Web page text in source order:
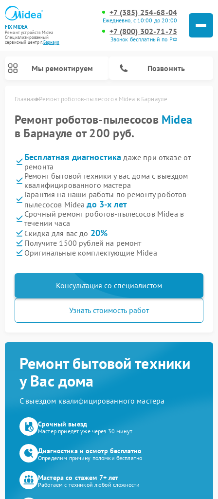
FIX-MIDEA
Ремонт устройств Midea
Специализированный
cервисный центр г.Барнаул
+7 (385) 254-68-04
Ежедневно, с 10:00 до 20:00
+7 (800) 302-71-75
Звонок бесплатный по РФ
Мы ремонтируем Позвонить
Главная Ремонт роботов-пылесосов Midea в Барнауле
Ремонт роботов-пылесосов Midea
в Барнауле от 200 руб.
Бесплатная диагностика даже при отказе от
ремонта
Ремонт бытовой техники у вас дома с выездом
квалифицированного мастера
Гарантия на наши работы по ремонту роботов-
пылесосов Mideaдо 3-х лет
Срочный ремонт роботов-пылесосов Midea в
течении часа
Скидка для вас до 20%
Получите 1500 рублей на ремонт
Оригинальные комплектующие Midea
Консультация со специалистом
Узнать стоимость работ
Ремонт бытовой техники
у Вас дома
С выездом квалифицированного мастера
Срочный выезд
Мастер приедет уже через 30 минут
Диагностика и осмотр бесплатно
Определим причину поломки бесплатно
Мастера со стажем 7+ лет
Работаем с техникой любой сложности